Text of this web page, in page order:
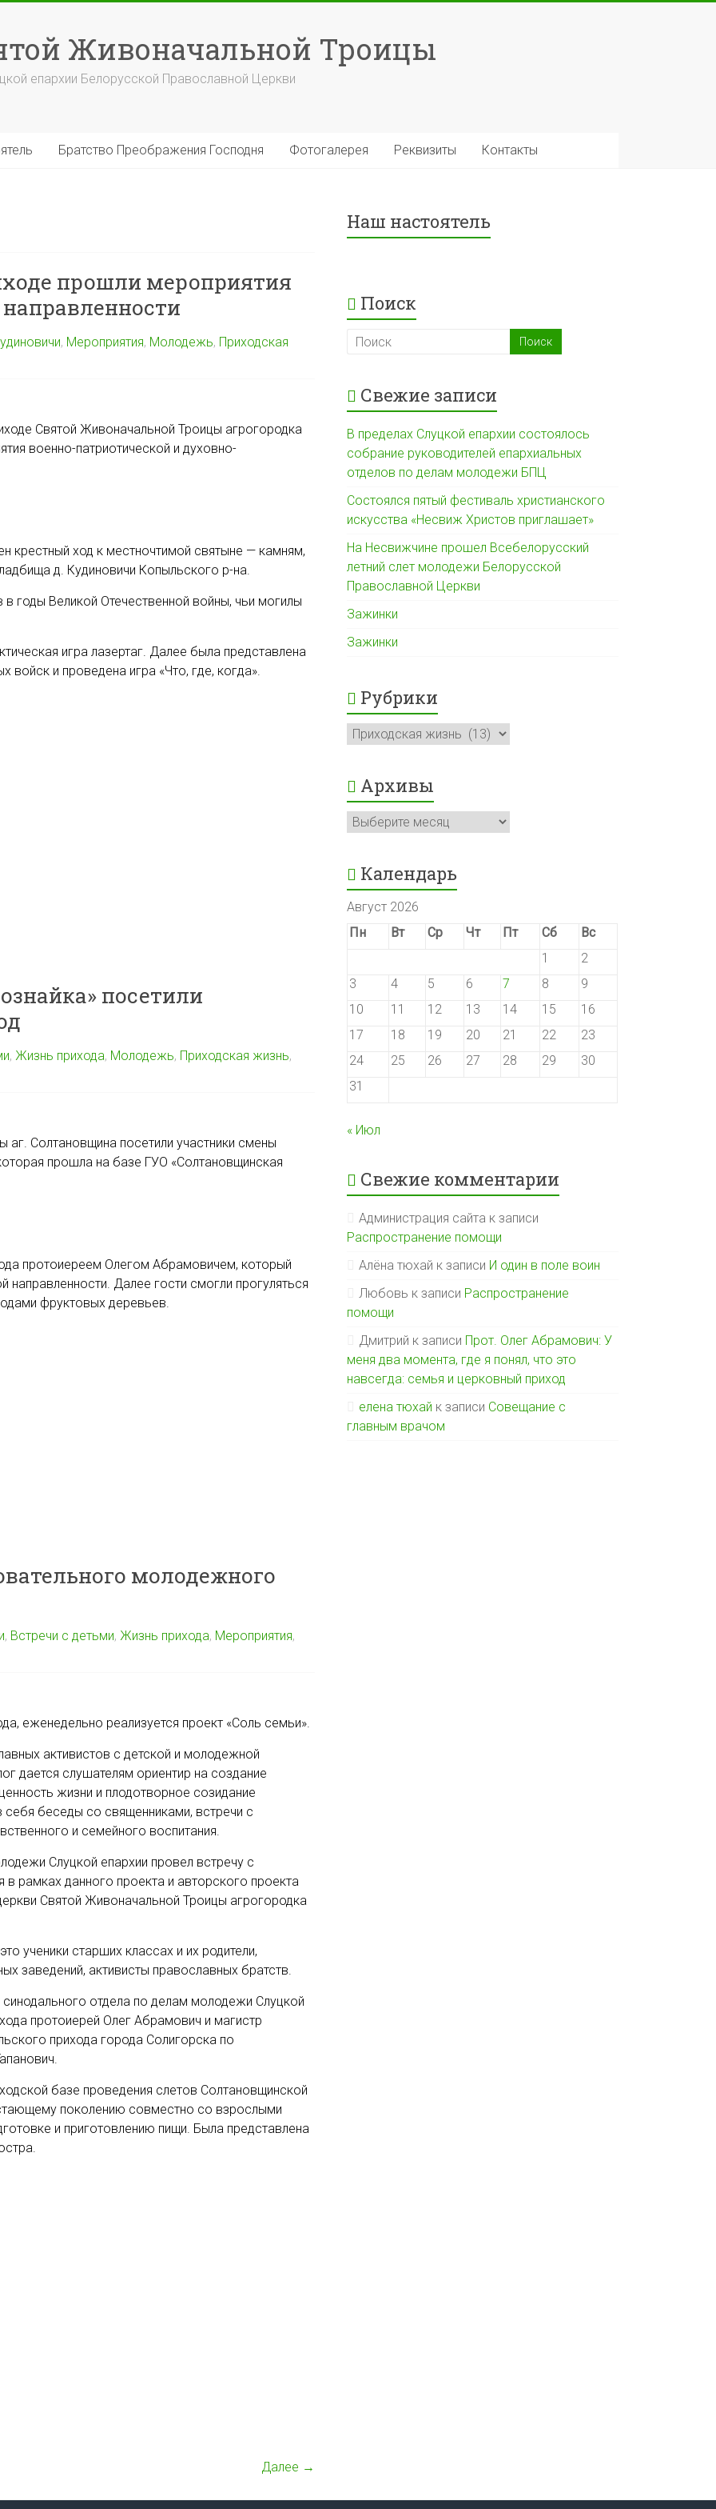
Живоначальной Троицы
епархии Белорусской Православной Церкви
Братство Преображения Господня Фотогалерея Реквизиты Контакты
прошли мероприятия
, Мероприятия, Молодежь, Приходская
Святой Живоначальной Троицы агрогородка
военно-патриотической и духовно-
крестный ход к местночтимой святыне — камням,
д. Кудиновичи Копыльского р-на.
годы Великой Отечественной войны, чьи могилы
игра лазертаг. Далее была представлена
войск и проведена игра «Что, где, когда».
посетили
, Жизнь прихода, Молодежь, Приходская жизнь,
Солтановщина посетили участники смены
прошла на базе ГУО «Солтановщинская
протоиереем Олегом Абрамовичем, который
Далее гости смогли прогуляться
фруктовых деревьев.
молодежного
, Встречи с детьми, Жизнь прихода, Мероприятия,
еженедельно реализуется проект «Соль семьи».
активистов с детской и молодежной
дается слушателям ориентир на создание
жизни и плодотворное созидание
беседы со священниками, встречи с
и семейного воспитания.
Слуцкой епархии провел встречу с
рамках данного проекта и авторского проекта
Святой Живоначальной Троицы агрогородка
ученики старших классах и их родители,
заведений, активисты православных братств.
отдела по делам молодежи Слуцкой
протоиерей Олег Абрамович и магистр
прихода города Солигорска по
базе проведения слетов Солтановщинской
поколению совместно со взрослыми
и приготовлению пищи. Была представлена
Далее →
Наш настоятель
Поиск
Свежие записи
В пределах Слуцкой епархии состоялось
собрание руководителей епархиальных
отделов по делам молодежи БПЦ
Состоялся пятый фестиваль христианского
искусства «Несвиж Христов приглашает»
На Несвижчине прошел Всебелорусский
летний слет молодежи Белорусской
Православной Церкви
Зажинки
Зажинки
Рубрики
Рубрики
Архивы
Архивы
Календарь
Август 2026
Пн
Вт Ср Чт Пт Сб
Вс
1
2
3
4 5 6 7 8
9
10
11 12 13 14 15
16
17
18 19 20 21 22
23
24
25 26 27 28 29
30
31
« Июл
Свежие комментарии
Администрация сайта к записи
Распространение помощи
Алёна тюхай к записи И один в поле воин
Любовь к записи Распространение
помощи
Дмитрий к записи Прот. Олег Абрамович: У
меня два момента, где я понял, что это
навсегда: семья и церковный приход
елена тюхай к записи Совещание с
главным врачом